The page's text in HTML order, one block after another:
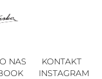
O NAS
KONTAKT
INSTAGRAM